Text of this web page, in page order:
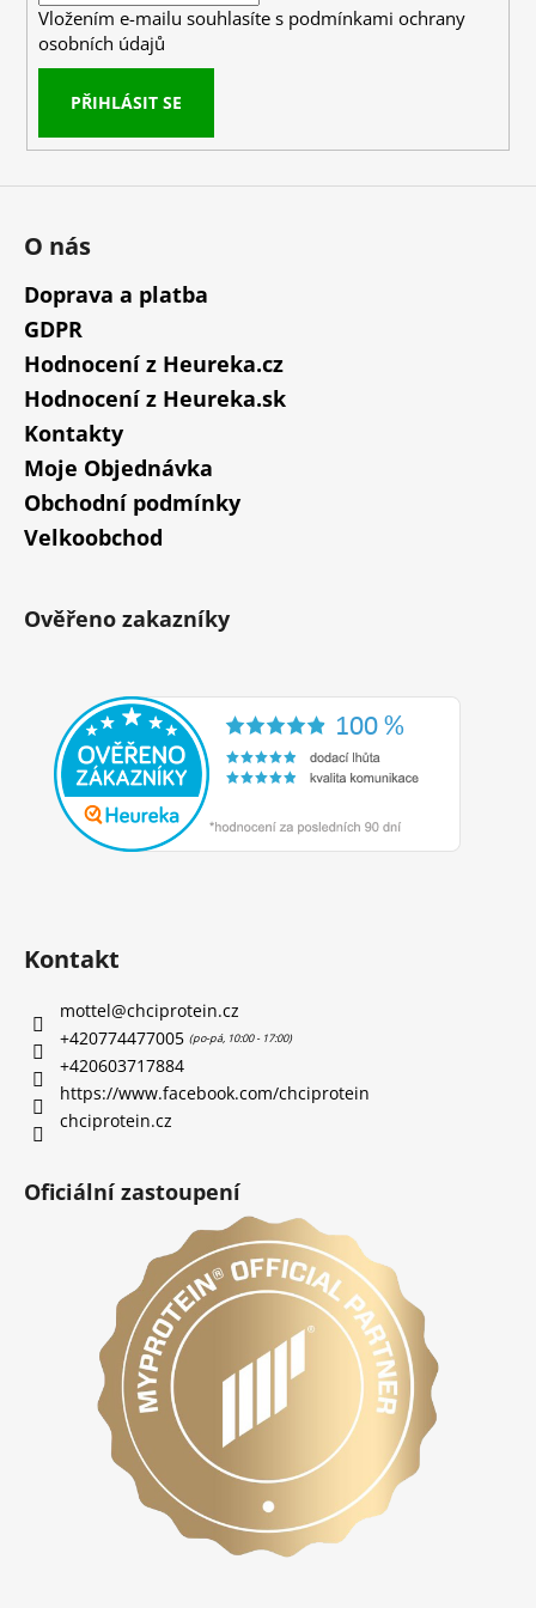
Vložením e-mailu souhlasíte s podmínkami ochrany
osobních údajů
PŘIHLÁSIT SE
O nás
Doprava a platba
GDPR
Hodnocení z Heureka.cz
Hodnocení z Heureka.sk
Kontakty
Moje Objednávka
Obchodní podmínky
Velkoobchod
Ověřeno zakazníky
Kontakt
mottel@chciprotein.cz
+420774477005
+420603717884
https://www.facebook.com/chciprotein
chciprotein.cz
Oficiální zastoupení